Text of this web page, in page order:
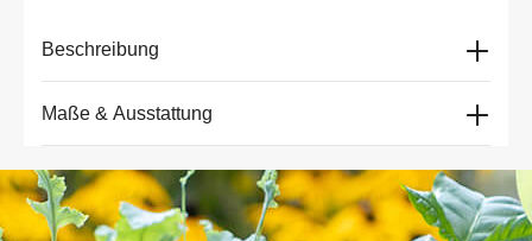
Beschreibung
Maße & Ausstattung